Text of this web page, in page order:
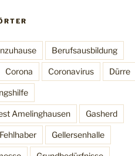
Berufsausbildung
Corona Coronavirus Dürre
Amelinghausen Gasherd
Gellersenhalle